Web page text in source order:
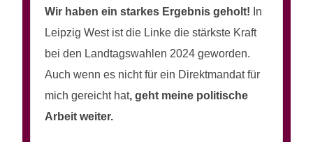
Wir haben ein starkes Ergebnis geholt! In
Leipzig West ist die Linke die stärkste Kraft
bei den Landtagswahlen 2024 geworden.
Auch wenn es nicht für ein Direktmandat für
mich gereicht hat, geht meine politische
Arbeit weiter.